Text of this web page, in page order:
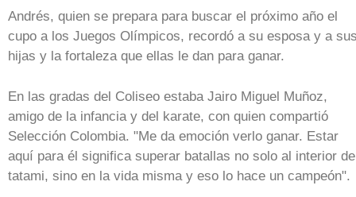
Andrés, quien se prepara para buscar el próximo año el
cupo a los Juegos Olímpicos, recordó a su esposa y a
hijas y la fortaleza que ellas le dan para ganar.
En las gradas del Coliseo estaba Jairo Miguel Muñoz,
amigo de la infancia y del karate, con quien compartió
Selección Colombia. "Me da emoción verlo ganar. Estar
aquí para él significa superar batallas no solo al interior
tatami, sino en la vida misma y eso lo hace un campeón".